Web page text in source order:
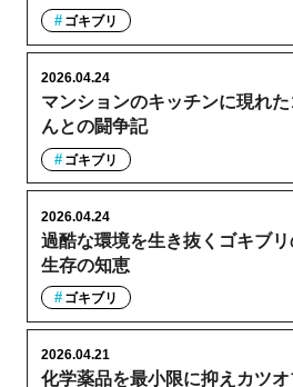
ゴキブリ
マンションのキッチンに現れ
んとの闘争記
2026.04.24
ゴキブリ
過酷な環境を生き抜くゴキブ
生存の知恵
2026.04.24
ゴキブリ
化学薬品を最小限に抑えカツ
2026.04.21